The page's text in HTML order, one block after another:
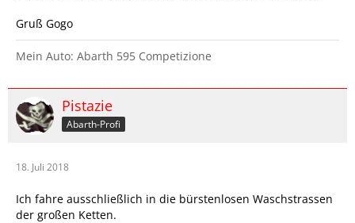
Gruß Gogo
Mein Auto: Abarth 595 Competizione
Pistazie
Abarth-Profi
18. Juli 2018
Ich fahre ausschließlich in die bürstenlosen Waschstrassen
der großen Ketten.